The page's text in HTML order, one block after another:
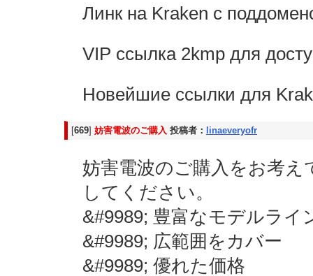
Линк на Kraken с
VIP ссылка 2kmp для
Новейшие ссылки для
[669] 妨害電波のご購入 投稿者： linaeveryofr
妨害電波のご購入をお考
してください。
&#9989; 豊富なモデルライ
&#9989; 広範囲をカバー
&#9989; 優れた価格